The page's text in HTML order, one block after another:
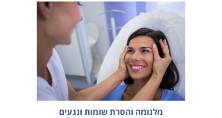
מלנומה והסרת שומות ונגעים